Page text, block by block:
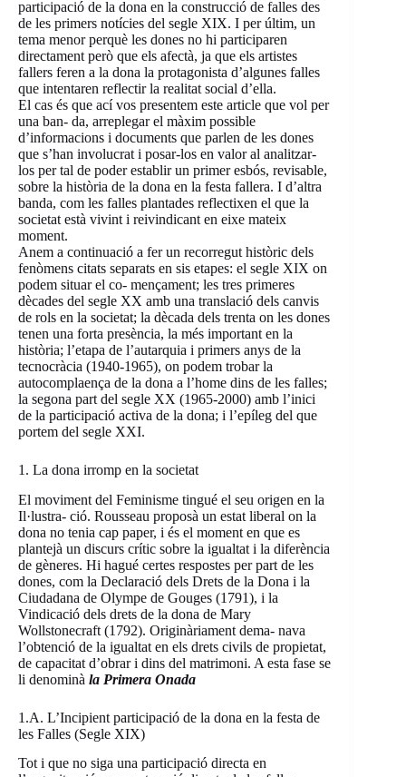
participació de la dona en la construcció de falles des
de les primers notícies del segle XIX. I per últim, un
tema menor perquè les dones no hi participaren
directament però que els afectà, ja que els artistes
fallers feren a la dona la protagonista d’algunes falles
que intentaren reflectir la realitat social d’ella.
El cas és que ací vos presentem este article que vol per
una ban- da, arreplegar el màxim possible
d’informacions i documents que parlen de les dones
que s’han involucrat i posar-los en valor al analitzar-
los per tal de poder establir un primer esbós, revisable,
sobre la història de la dona en la festa fallera. I d’altra
banda, com les falles plantades reflectixen el que la
societat està vivint i reivindicant en eixe mateix
moment.
Anem a continuació a fer un recorregut històric dels
fenòmens citats separats en sis etapes: el segle XIX on
podem situar el co- mençament; les tres primeres
dècades del segle XX amb una translació dels canvis
de rols en la societat; la dècada dels trenta on les dones
tenen una forta presència, la més important en la
història; l’etapa de l’autarquia i primers anys de la
tecnocràcia (1940-1965), on podem trobar la
autocomplaença de la dona a l’home dins de les falles;
la segona part del segle XX (1965-2000) amb l’inici
de la participació activa de la dona; i l’epíleg del que
portem del segle XXI.
1. La dona irromp en la societat
El moviment del Feminisme tingué el seu origen en la
Il·lustra- ció. Rousseau proposà un estat liberal on la
dona no tenia cap paper, i és el moment en que es
plantejà un discurs crític sobre la igualtat i la diferència
de gèneres. Hi hagué certes respostes per part de les
dones, com la Declaració dels Drets de la Dona i la
Ciudadana de Olympe de Gouges (1791), i la
Vindicació dels drets de la dona de Mary
Wollstonecraft (1792). Originàriament dema- nava
l’obtenció de la igualtat en els drets civils de propietat,
de capacitat d’obrar i dins del matrimoni. A esta fase se
li denominà la Primera Onada
1.A. L’Incipient participació de la dona en la festa de
les Falles (Segle XIX)
Tot i que no siga una participació directa en